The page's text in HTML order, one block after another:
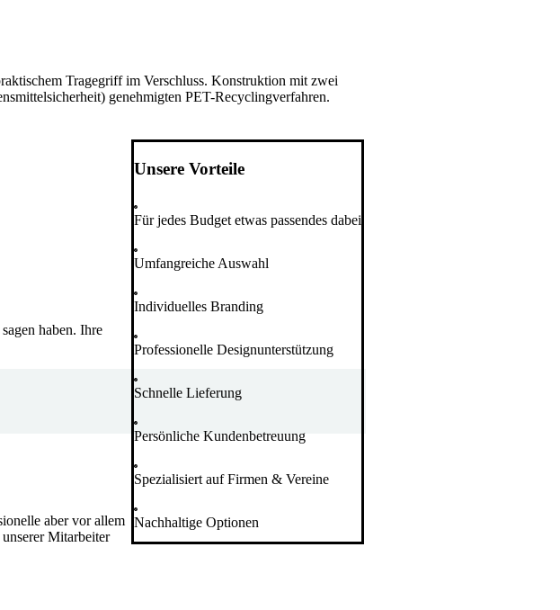
Tragegriff im Verschluss. Konstruktion mit zwei
genehmigten PET-Recyclingverfahren.
Unsere Vorteile
Für jedes Budget etwas passendes dabei
Umfangreiche Auswahl
Individuelles Branding
Professionelle Designunterstützung
Schnelle Lieferung
Persönliche Kundenbetreuung
Spezialisiert auf Firmen & Vereine
Nachhaltige Optionen
haben. Ihre
aber vor allem
Mitarbeiter